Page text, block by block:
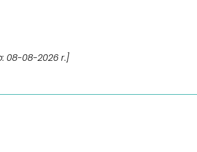
08-08-2026 r.]